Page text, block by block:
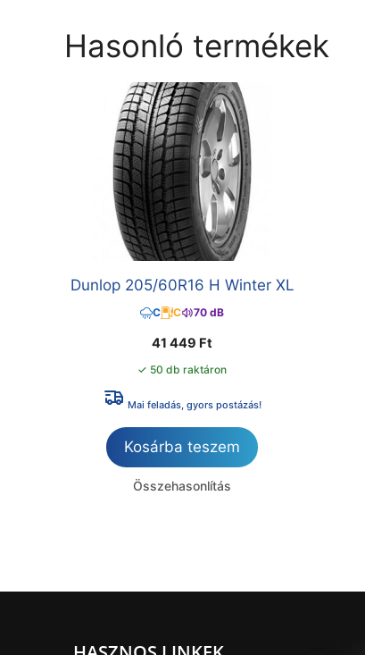
Hasonló termékek
Dunlop 205/60R16 H Winter XL
C C 70 dB
41 449 Ft
✓ 50 db raktáron
Mai feladás, gyors postázás!
Kosárba teszem
Összehasonlítás